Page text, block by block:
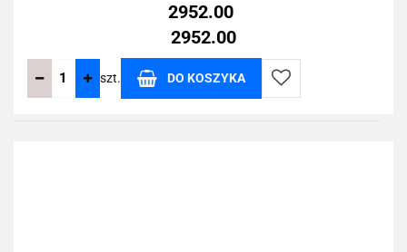
2952.00
2952.00
szt. DO KOSZYKA
Do